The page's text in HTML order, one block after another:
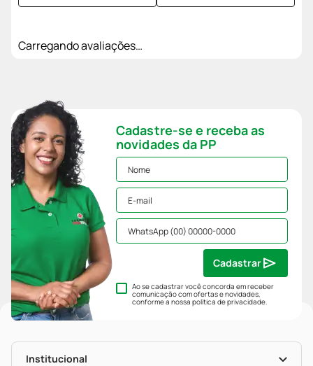
Carregando avaliações…
Cadastre-se e receba as
novidades da PP
Ao se cadastrar você concorda em receber
comunicação com ofertas e novidades,
conforme a nossapolítica de privacidade.
Cadastrar
Institucional